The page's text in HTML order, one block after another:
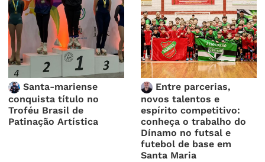
Santa-mariense
conquista título no
Troféu Brasil de
Patinação Artística
Entre parcerias,
novos talentos e
espírito competitivo:
conheça o trabalho do
Dínamo no futsal e
futebol de base em
Santa Maria